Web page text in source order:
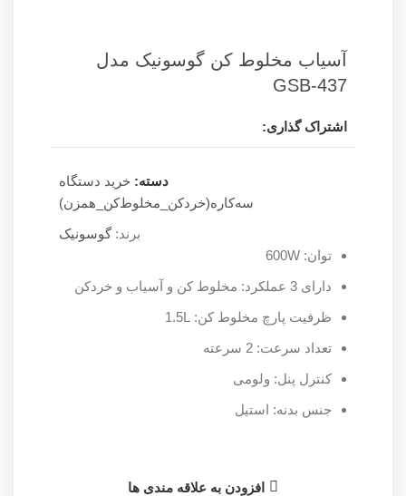
آسیاب مخلوط کن گوسونیک مدل
GSB-437
اشتراک گذاری:
دسته: خرید دستگاه
سه‌کاره(خردکن_مخلوط‌کن_همزن)
برند:گوسونیک
توان: 600W
دارای 3 عملکرد: مخلوط کن و آسیاب و خردکن
ظرفیت پارچ مخلوط کن: 1.5L
تعداد سرعت: 2 سرعته
کنترل پنل: ولومی
جنس بدنه: استیل
افزودن به علاقه مندی ها